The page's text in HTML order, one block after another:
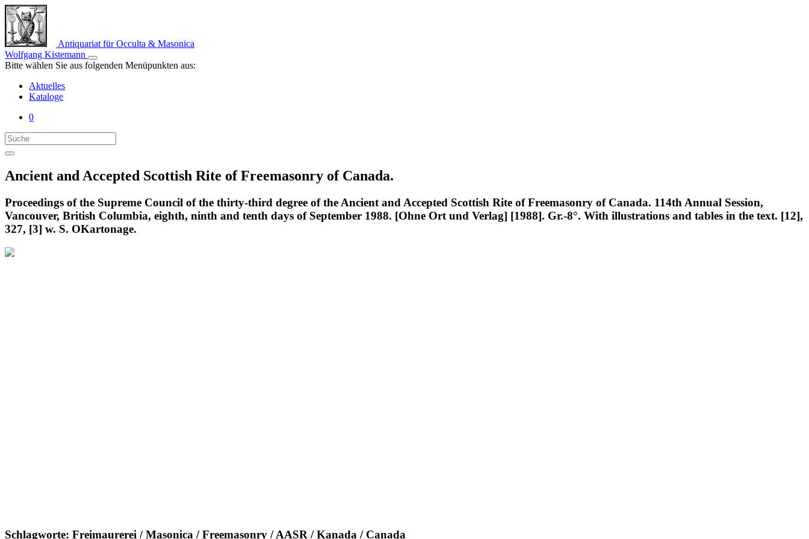
Antiquariat für Occulta & Masonica
Wolfgang Kistemann
Bitte wählen Sie aus folgenden Menüpunkten aus:
Aktuelles
Kataloge
0
Ancient and Accepted Scottish Rite of Freemasonry of Canada.
Proceedings of the Supreme Council of the thirty-third degree of the Ancient and Accepted Scottish Rite of Freemasonry of Canada. 114th Annual Session,
Vancouver, British Columbia, eighth, ninth and tenth days of September 1988. [Ohne Ort und Verlag] [1988]. Gr.-8°. With illustrations and tables in the text. [12],
327, [3] w. S. OKartonage.
Schlagworte: Freimaurerei / Masonica / Freemasonry / AASR / Kanada / Canada